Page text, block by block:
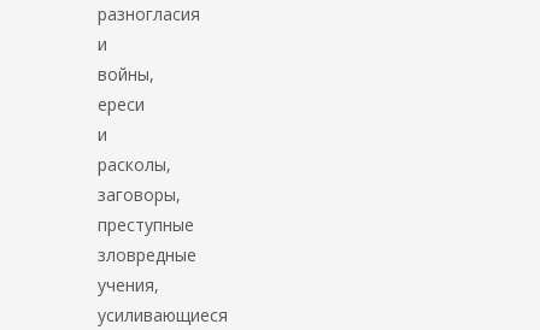
разногласия
и
войны,
ереси
и
расколы,
заговоры,
преступные
зловредные
учения,
усиливающиеся